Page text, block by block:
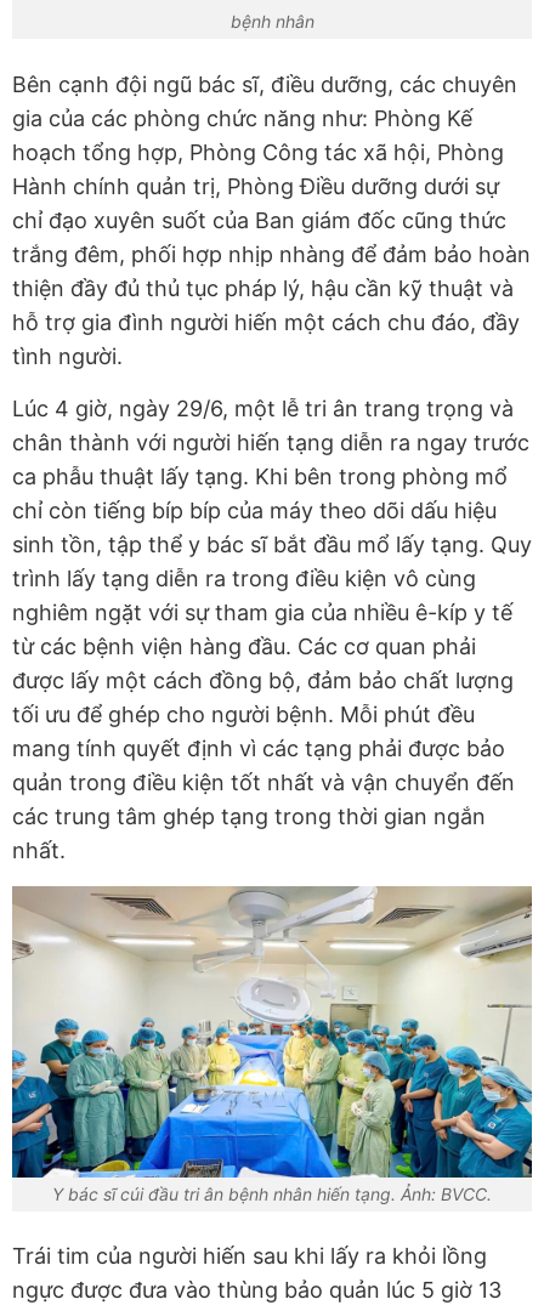
bệnh nhân
Bên cạnh đội ngũ bác sĩ, điều dưỡng, các chuyên
gia của các phòng chức năng như: Phòng Kế
hoạch tổng hợp, Phòng Công tác xã hội, Phòng
Hành chính quản trị, Phòng Điều dưỡng dưới sự
chỉ đạo xuyên suốt của Ban giám đốc cũng thức
trắng đêm, phối hợp nhịp nhàng để đảm bảo hoàn
thiện đầy đủ thủ tục pháp lý, hậu cần kỹ thuật và
hỗ trợ gia đình người hiến một cách chu đáo, đầy
tình người.
Lúc 4 giờ, ngày 29/6, một lễ tri ân trang trọng và
chân thành với người hiến tạng diễn ra ngay trước
ca phẫu thuật lấy tạng. Khi bên trong phòng mổ
chỉ còn tiếng bíp bíp của máy theo dõi dấu hiệu
sinh tồn, tập thể y bác sĩ bắt đầu mổ lấy tạng. Quy
trình lấy tạng diễn ra trong điều kiện vô cùng
nghiêm ngặt với sự tham gia của nhiều ê-kíp y tế
từ các bệnh viện hàng đầu. Các cơ quan phải
được lấy một cách đồng bộ, đảm bảo chất lượng
tối ưu để ghép cho người bệnh. Mỗi phút đều
mang tính quyết định vì các tạng phải được bảo
quản trong điều kiện tốt nhất và vận chuyển đến
các trung tâm ghép tạng trong thời gian ngắn
nhất.
Y bác sĩ cúi đầu tri ân bệnh nhân hiến tạng. Ảnh: BVCC.
Trái tim của người hiến sau khi lấy ra khỏi lồng
ngực được đưa vào thùng bảo quản lúc 5 giờ 13